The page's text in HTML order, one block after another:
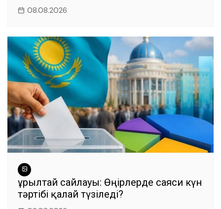
08.08.2026
Құрылтай сайлауы: Өңірлерде саяси күн
тәртібі қалай түзіледі?